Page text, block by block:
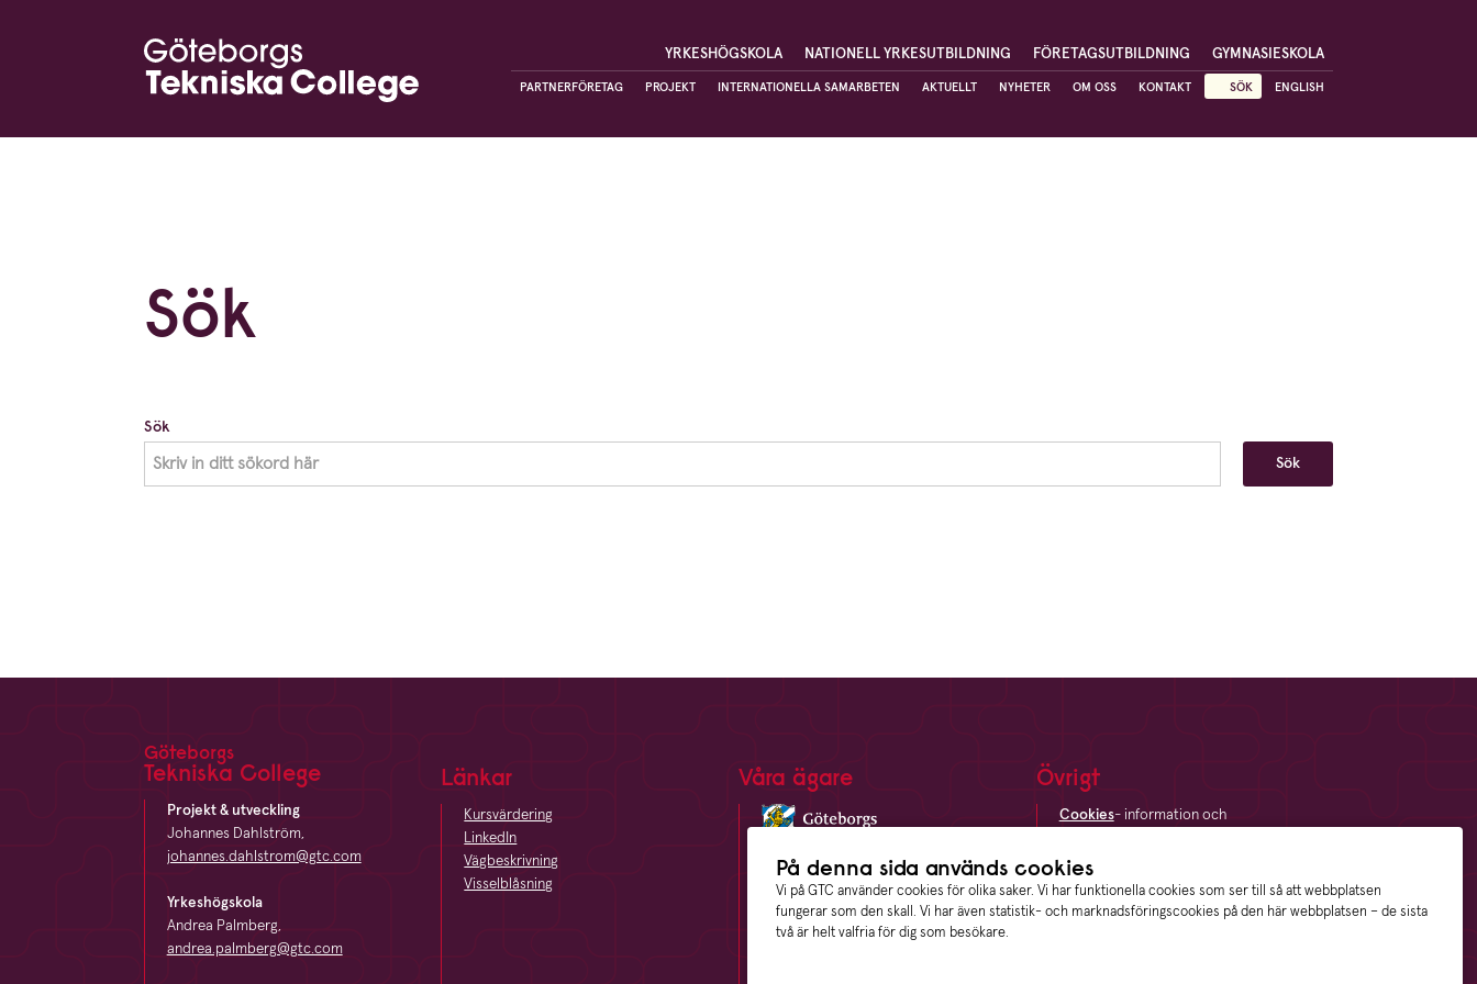
På denna sida används cookies
Vi på GTC använder cookies för olika saker. Vi har funktionella cookies som ser till så att webbplatsen
fungerar som den skall. Vi har även statistik- och marknadsföringscookies på den här webbplatsen – de sista
två är helt valfria för dig som besökare.
YRKESHÖGSKOLA NATIONELL YRKESUTBILDNING FÖRETAGSUTBILDNING GYMNASIESKOLA
PARTNERFÖRETAG PROJEKT INTERNATIONELLA SAMARBETEN AKTUELLT NYHETER OM OSS KONTAKT SÖK ENGLISH
Sök
Sök
Footer
Göteborgs
Tekniska College
Projekt & utveckling
Johannes Dahlström,
johannes.dahlstrom@gtc.com
Yrkeshögskola
Andrea Palmberg,
andrea.palmberg@gtc.com
Länkar
Kursvärdering
LinkedIn
Vägbeskrivning
Visselblåsning
Våra ägare Övrigt
Cookies- information och
Dataskyddsförordningen
digitala integritet
Sitemap- en översikt över